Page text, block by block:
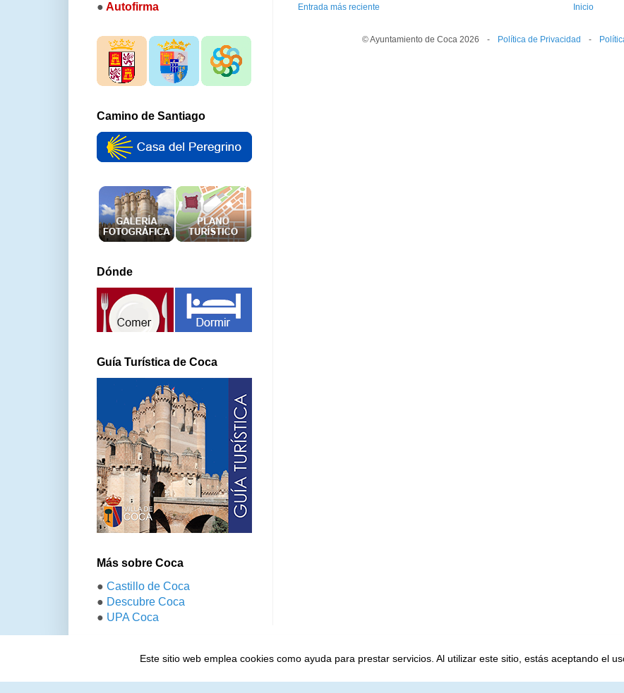
Este sitio web emplea cookies como ayuda para prestar servicios. Al utilizar este sitio, estás aceptando el
Entrada más reciente Inicio
© Ayuntamiento de Coca 2026 --- Política de Privacidad ---
● Autofirma
Camino de Santiago
Dónde
Guía Turística de Coca
Más sobre Coca
● Castillo de Coca
● Descubre Coca
● UPA Coca